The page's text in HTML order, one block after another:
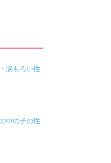
涙もろい性
中の子の性